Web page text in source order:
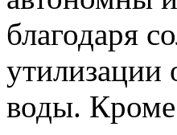
благодаря
утилизации
воды.